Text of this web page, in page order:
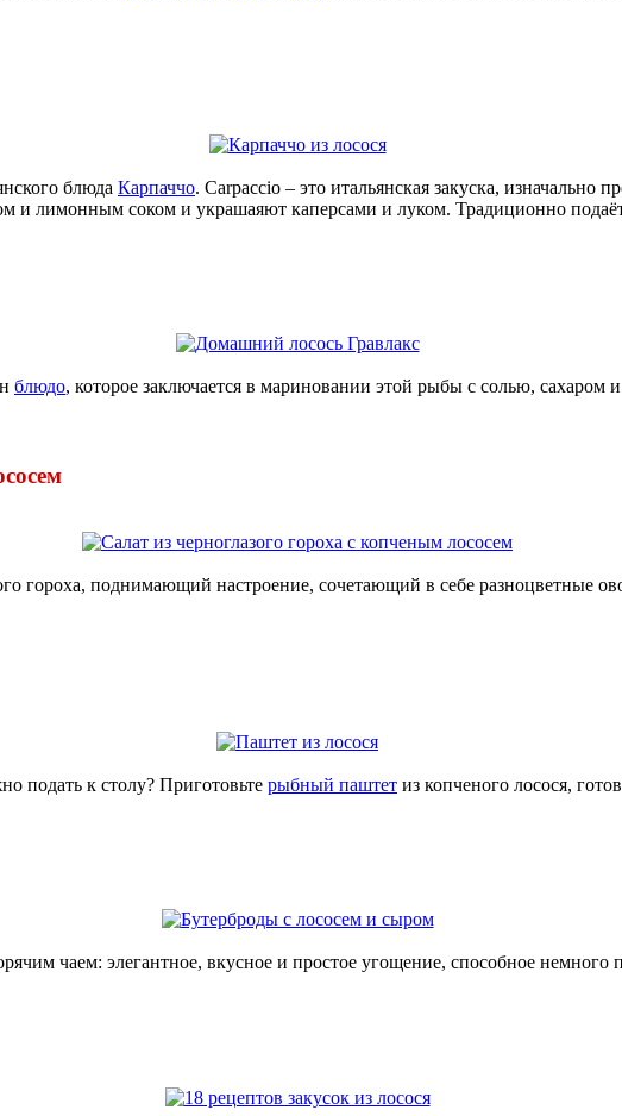
блюда Карпаччо. Carpaccio – это итальянская закуска, изначально
лимонным соком и украшаяют каперсами и луком. Традиционно
блюдо, которое заключается в мариновании этой рыбы с солью,
гороха, поднимающий настроение, сочетающий в себе разноцветные
подать к столу? Приготовьте рыбный паштет из копченого лосося,
чаем: элегантное, вкусное и простое угощение, способное